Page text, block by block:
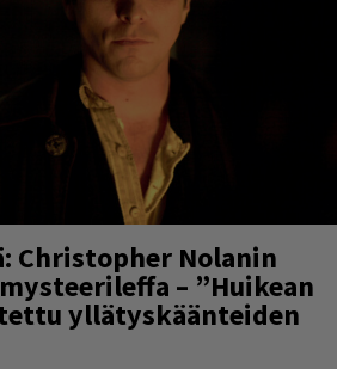
Christopher Nolanin
– ”Huikean
yllätyskäänteiden